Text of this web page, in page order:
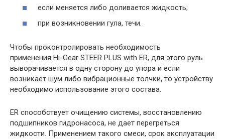
если меняется либо доливается жидкость;
при возникновении гула, течи.
Чтобы проконтролировать необходимость
применения Hi-Gear STEER PLUS with ER, для этого руль
выворачивается в одну сторону до упора и если
возникает шум либо вибрационные толчки, то устройству
необходимо использование этого состава.
ER способствует очищению системы, восстановлению
подшипников гидронасоса, не дает перегреться
жидкости. Применением такого смеси, срок эксплуатации